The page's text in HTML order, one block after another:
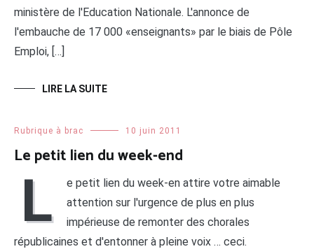
ministère de l'Education Nationale. L'annonce de
l'embauche de 17 000 «enseignants» par le biais de Pôle
Emploi, […]
LIRE LA SUITE
Rubrique à brac 10 juin 2011
Le petit lien du week-end
L
e petit lien du week-en attire votre aimable
attention sur l'urgence de plus en plus
impérieuse de remonter des chorales
républicaines et d'entonner à pleine voix … ceci.